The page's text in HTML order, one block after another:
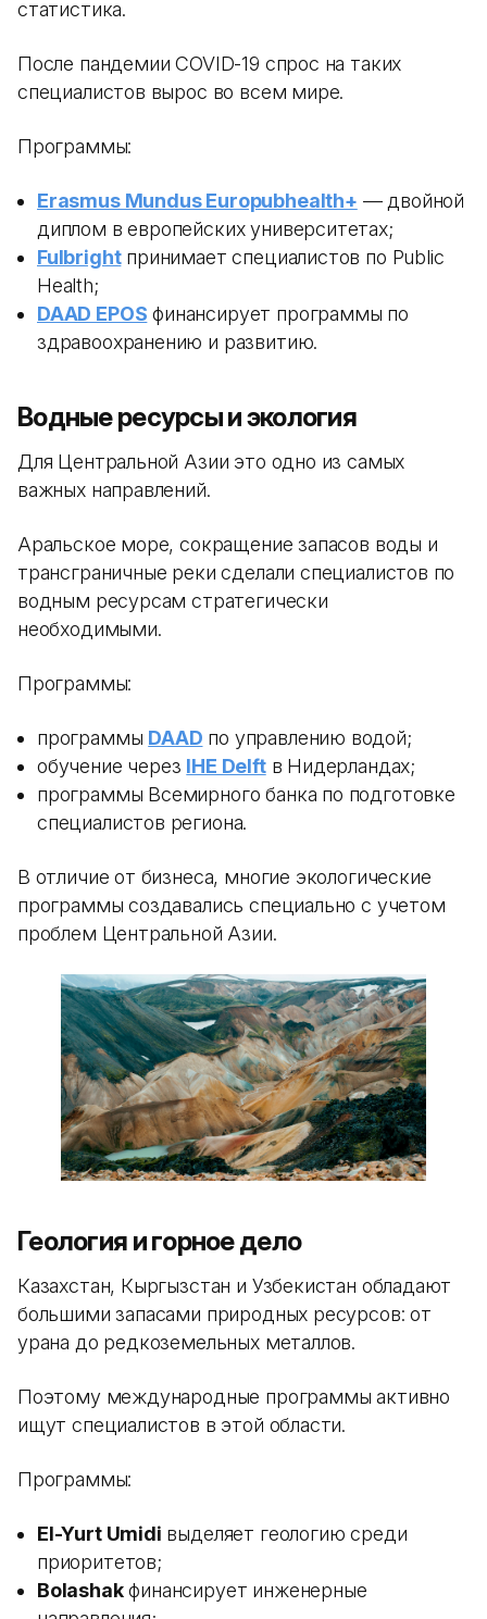
статистика.
После пандемии COVID-19 спрос на таких
специалистов вырос во всем мире.
Программы:
Erasmus Mundus Europubhealth+ — двойной
диплом в европейских университетах;
Fulbrightпринимает специалистов по Public
Health;
DAAD EPOS финансирует программы по
здравоохранению и развитию.
Водные ресурсы и экология
Для Центральной Азии это одно из самых
важных направлений.
Аральское море, сокращение запасов воды и
трансграничные реки сделали специалистов по
водным ресурсам стратегически
необходимыми.
Программы:
программы DAAD по управлению водой;
обучение через IHE Delftв Нидерландах;
программы Всемирного банка по подготовке
специалистов региона.
В отличие от бизнеса, многие экологические
программы создавались специально с учетом
проблем Центральной Азии.
Геология и горное дело
Казахстан, Кыргызстан и Узбекистан обладают
большими запасами природных ресурсов: от
урана до редкоземельных металлов.
Поэтому международные программы активно
ищут специалистов в этой области.
Программы:
El-Yurt Umidi выделяет геологию среди
приоритетов;
Bolashakфинансирует инженерные